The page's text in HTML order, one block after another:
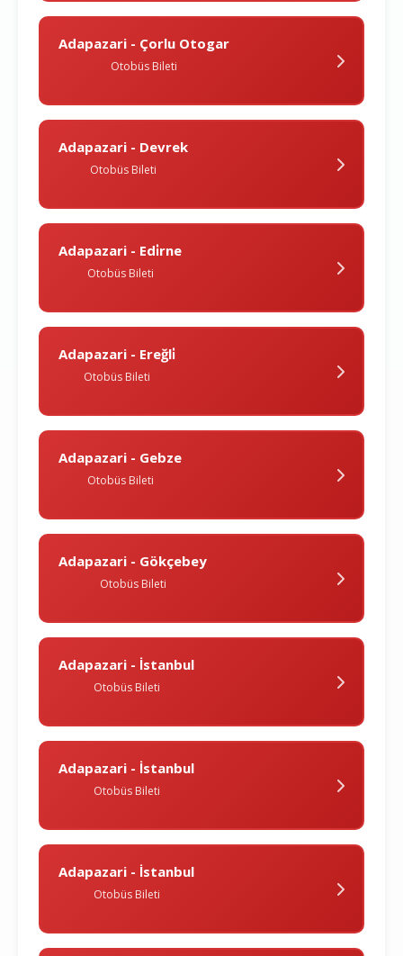
Adapazari - Çorlu Otogar
Otobüs Bileti
Adapazari - Devrek
Otobüs Bileti
Adapazari - Edi̇rne
Otobüs Bileti
Adapazari - Ereğli̇
Otobüs Bileti
Adapazari - Gebze
Otobüs Bileti
Adapazari - Gökçebey
Otobüs Bileti
Adapazari - İstanbul
Otobüs Bileti
Adapazari - İstanbul
Otobüs Bileti
Adapazari - İstanbul
Otobüs Bileti